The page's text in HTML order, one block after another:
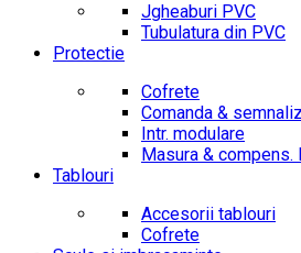
Jgheaburi PVC
Tubulatura din PVC
Protectie
Cofrete
Comanda &
Intr. modulare
Masura & compens.
Tablouri
Accesorii tablouri
Cofrete